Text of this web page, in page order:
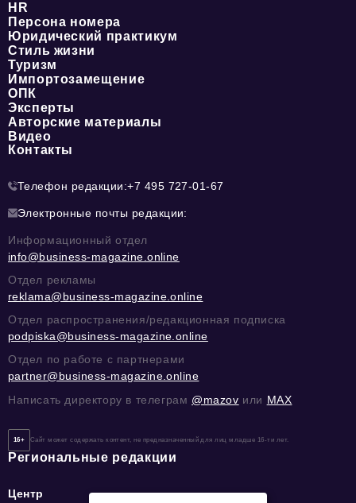
HR
Персона номера
Юридический практикум
Стиль жизни
Туризм
Импортозамещение
ОПК
Эксперты
Авторские материалы
Видео
Контакты
Телефон редакции:+7 495 727-01-67
Электронные почты редакции:
Информационный отдел
info@business-magazine.online
Отдел рекламы
reklama@business-magazine.online
Отдел распространения/редакционная подписка
podpiska@business-magazine.online
Отдел по работе с партнерами
partner@business-magazine.online
Написать директору в телеграм @mazov или MAX
16+ Сайт может содержать контент, не предназначенный для лиц младше 16-ти лет.
Региональные редакции
Центр